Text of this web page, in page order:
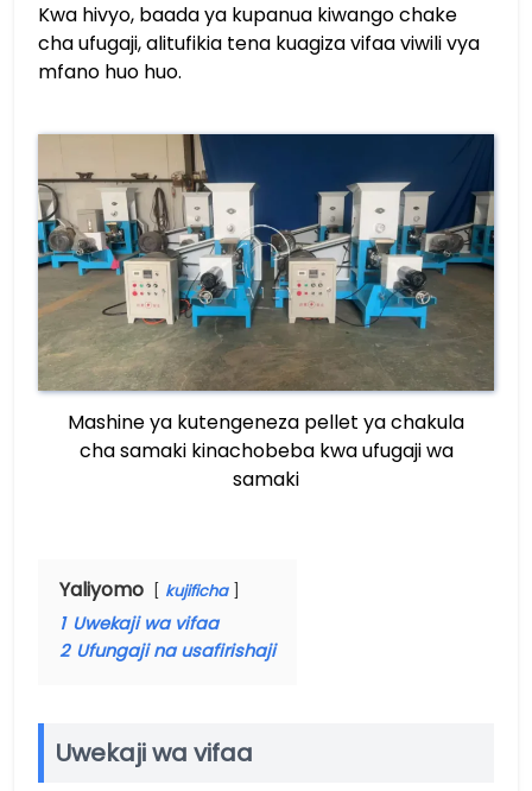
Kwa hivyo, baada ya kupanua kiwango chake
cha ufugaji, alitufikia tena kuagiza vifaa viwili vya
mfano huo huo.
Mashine ya kutengeneza pellet ya chakula
cha samaki kinachobeba kwa ufugaji wa
samaki
Yaliyomo kujificha
1 Uwekaji wa vifaa
2 Ufungaji na usafirishaji
Uwekaji wa vifaa